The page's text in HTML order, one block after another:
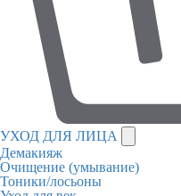
УХОД ДЛЯ ЛИЦА
Демакияж
Очищение (умывание)
Тоники/лосьоны